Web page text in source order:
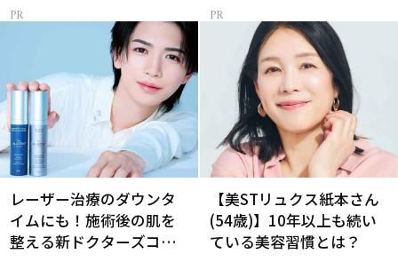
レーザー治療のダウンタ
イムにも！施術後の肌を
整える新ドクターズコス
【美STリュクス紙本さん
(54歳)】10年以上も続い
ている美容習慣とは？